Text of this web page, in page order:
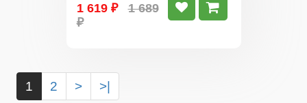
1 619 ₽
1 689
₽
1 2 > >|